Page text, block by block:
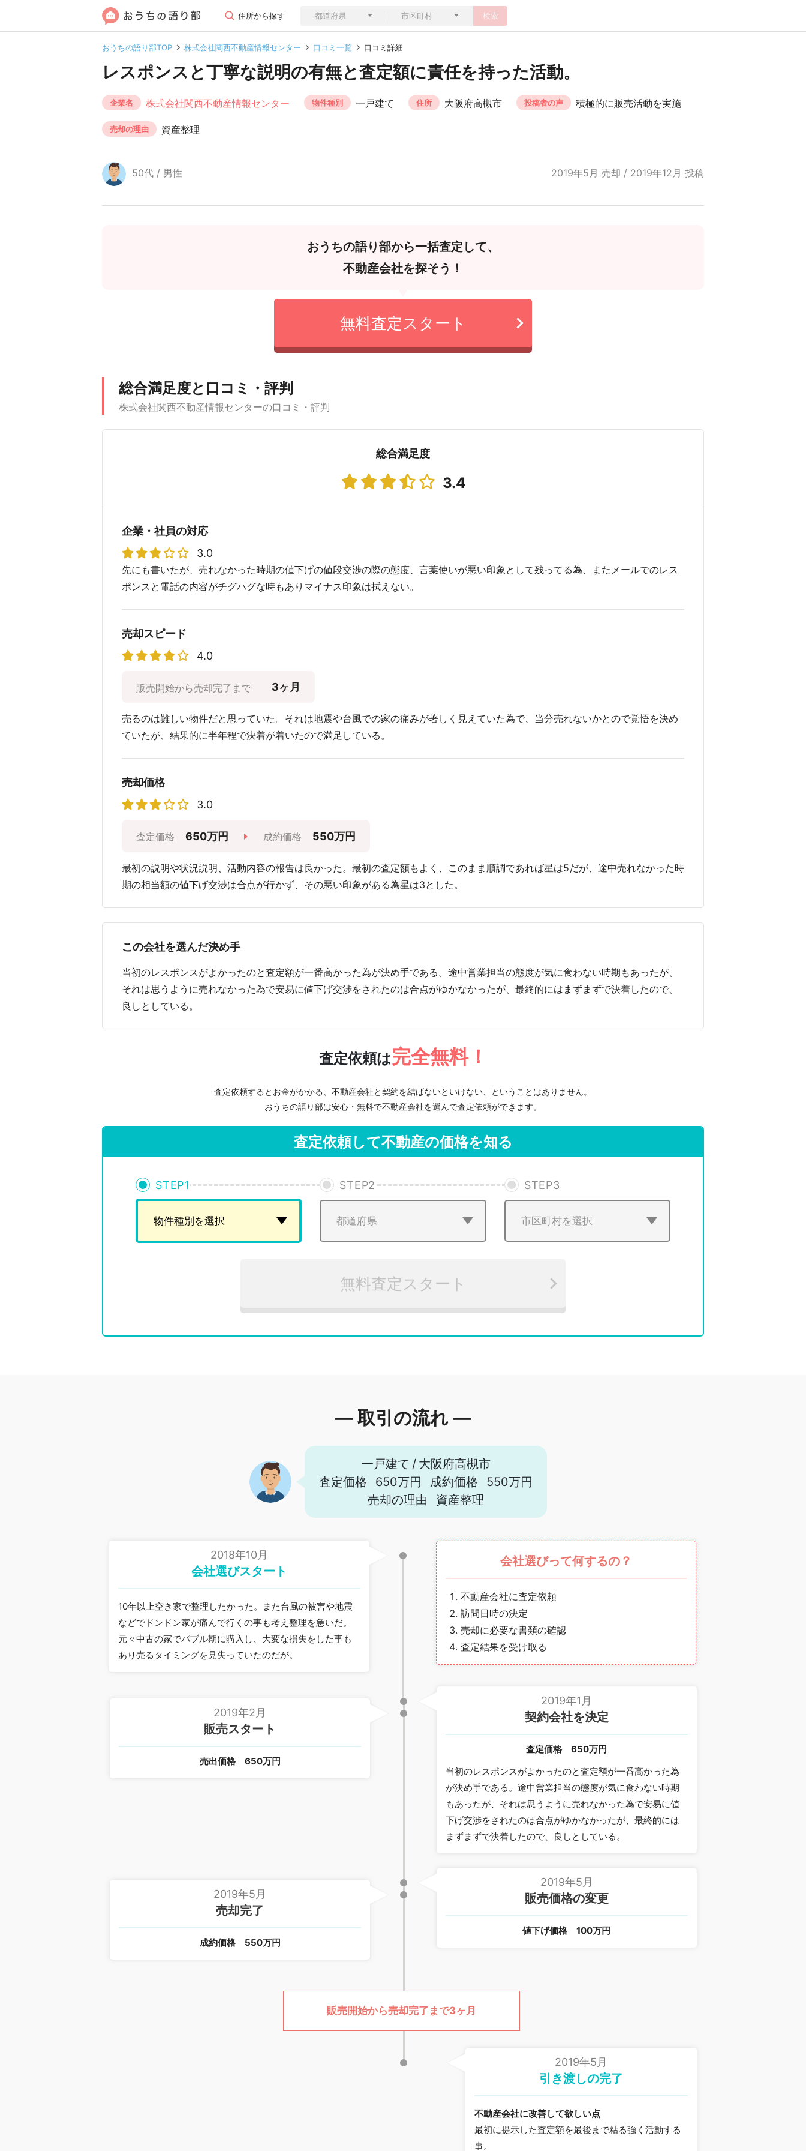
住所から探す 検索
おうちの語り部TOP 株式会社関西不動産情報センター 口コミ一覧 口コミ詳細
レスポンスと丁寧な説明の有無と査定額に責任を持った活動。
企業名 株式会社関西不動産情報センター 物件種別 一戸建て 住所 大阪府高槻市 投稿者の声 積極的に販売活動を実施
売却の理由 資産整理
50代 / 男性 2019年5月 売却 / 2019年12月 投稿
おうちの語り部から一括査定して、
不動産会社を探そう！
無料査定スタート
総合満足度と口コミ・評判
株式会社関西不動産情報センターの口コミ・評判
総合満足度
3.4
企業・社員の対応
3.0
先にも書いたが、売れなかった時期の値下げの値段交渉の際の態度、言葉使いが悪い印象として残ってる為、またメールでのレス
ポンスと電話の内容がチグハグな時もありマイナス印象は拭えない。
売却スピード
4.0
販売開始から売却完了まで 3ヶ月
売るのは難しい物件だと思っていた。それは地震や台風での家の痛みが著しく見えていた為で、当分売れないかとので覚悟を決め
ていたが、結果的に半年程で決着が着いたので満足している。
売却価格
3.0
査定価格 650万円 成約価格 550万円
最初の説明や状況説明、活動内容の報告は良かった。最初の査定額もよく、このまま順調であれば星は5だが、途中売れなかった時
期の相当額の値下げ交渉は合点が行かず、その悪い印象がある為星は3とした。
この会社を選んだ決め手
当初のレスポンスがよかったのと査定額が一番高かった為が決め手である。途中営業担当の態度が気に食わない時期もあったが、
それは思うように売れなかった為で安易に値下げ交渉をされたのは合点がゆかなかったが、最終的にはまずまずで決着したので、
良しとしている。
査定依頼は完全無料！
査定依頼するとお金がかかる、不動産会社と契約を結ばないといけない、ということはありません。
おうちの語り部は安心・無料で不動産会社を選んで査定依頼ができます。
査定依頼して不動産の価格を知る
STEP1 STEP2 STEP3
無料査定スタート
― 取引の流れ ―
一戸建て / 大阪府高槻市
査定価格
650万円 成約価格
550万円
売却の理由
資産整理
2018年10月
会社選びスタート
10年以上空き家で整理したかった。また台風の被害や地震
などでドンドン家が痛んで行くの事も考え整理を急いだ。
元々中古の家でバブル期に購入し、大変な損失をした事も
あり売るタイミングを見失っていたのだが。
会社選びって何するの？
不動産会社に査定依頼
訪問日時の決定
売却に必要な書類の確認
査定結果を受け取る
2019年1月
契約会社を決定
査定価格
650万円
当初のレスポンスがよかったのと査定額が一番高かった為
が決め手である。途中営業担当の態度が気に食わない時期
もあったが、それは思うように売れなかった為で安易に値
下げ交渉をされたのは合点がゆかなかったが、最終的には
まずまずで決着したので、良しとしている。
2019年2月
販売スタート
売出価格 650万円
2019年5月
販売価格の変更
値下げ価格 100万円
2019年5月
売却完了
成約価格 550万円
販売開始から売却完了まで3ヶ月
2019年5月
引き渡しの完了
不動産会社に改善して欲しい点
最初に提示した査定額を最後まで粘る強く活動する
事。